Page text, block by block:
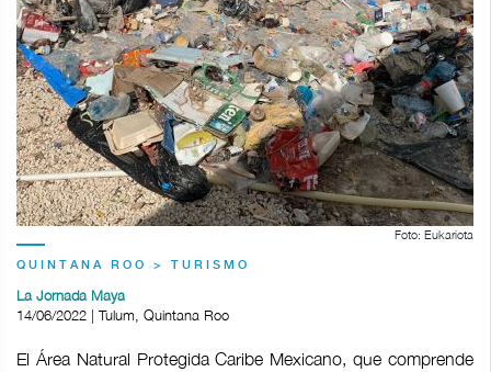
Foto: Eukariota
QUINTANA ROO > TURISMO
La Jornada Maya
14/06/2022 | Tulum, Quintana Roo
El Área Natural Protegida Caribe Mexicano, que comprende